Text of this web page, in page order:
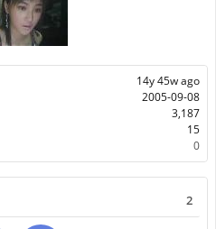
14y 45w ago
2005-09-08
3,187
15
0
2